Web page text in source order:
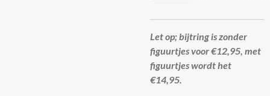
Let op; bijtring is zonder
figuurtjes voor €12,95, met
figuurtjes wordt het
€14,95.